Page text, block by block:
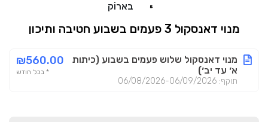
בארוֹק
מנוי דאנסקול 3 פעמים בשבוע חטיבה ותיכון
מנוי דאנסקול שלוש פעמים בשבוע (כיתות
א׳ עד יב׳)
תוקף: 06/08/2026-06/09/2026
₪560.00
* בכל חודש